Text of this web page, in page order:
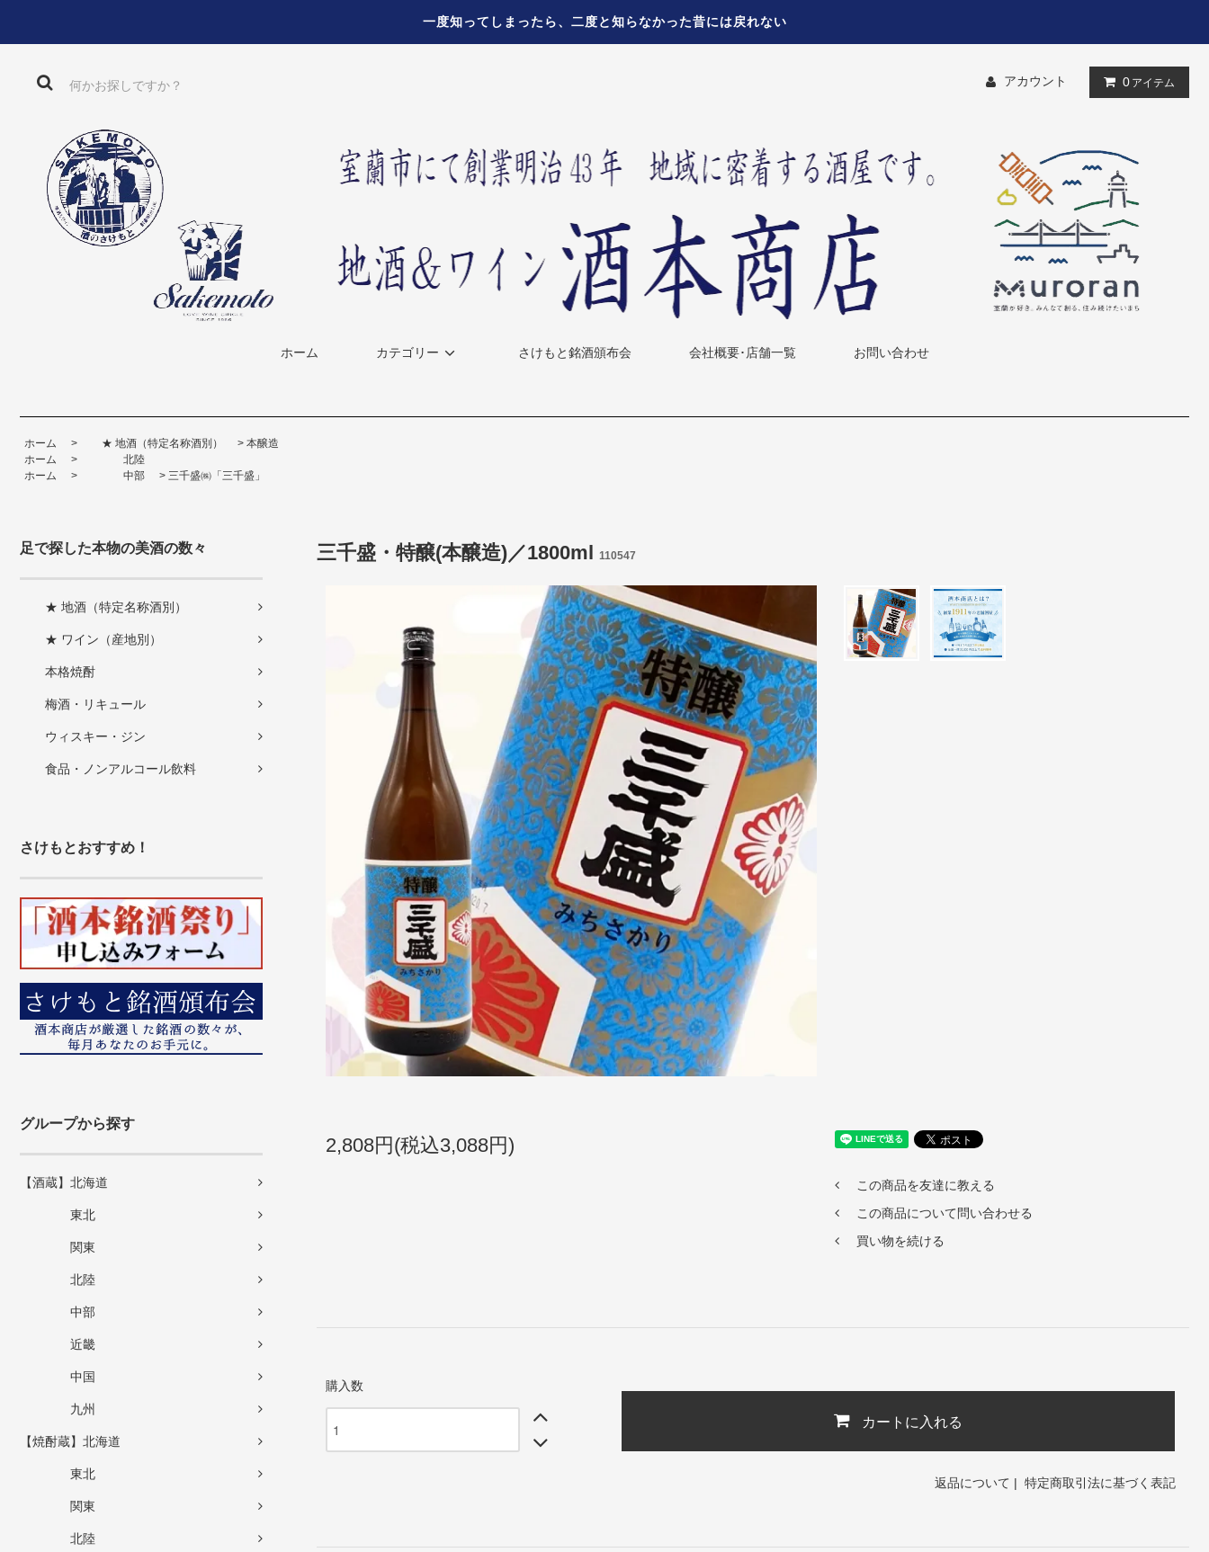
一度知ってしまったら、二度と知らなかった昔には戻れない
アカウント 0 アイテム
ホーム カテゴリー さけもと銘酒頒布会 会社概要･店舗一覧 お問い合わせ
ホーム > ★ 地酒（特定名称酒別） > 本醸造
ホーム
>
北陸
ホーム
> 中部 > 三千盛㈱「三千盛」
足で探した本物の美酒の数々
★ 地酒（特定名称酒別）
★ ワイン（産地別）
本格焼酎
梅酒・リキュール
ウィスキー・ジン
食品・ノンアルコール飲料
さけもとおすすめ！
グループから探す
【酒蔵】北海道
東北
関東
北陸
中部
近畿
中国
九州
【焼酎蔵】北海道
東北
関東
北陸
三千盛・特醸(本醸造)／1800ml 110547
2,808円(税込3,088円)
この商品を友達に教える
この商品について問い合わせる
買い物を続ける
購入数
カートに入れる
返品について | 特定商取引法に基づく表記